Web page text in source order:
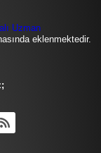
eklenmektedir.